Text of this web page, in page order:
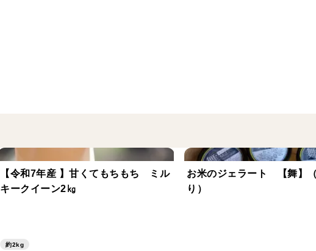
【令和7年産 】甘くてもちもち ミル
キークイーン2㎏
約2kg
お米のジェラート 【舞】
り）